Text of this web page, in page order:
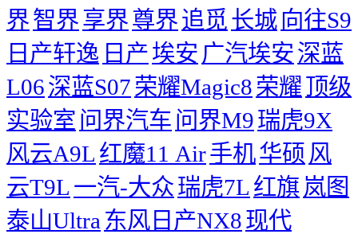
界智界享界尊界追觅长城向往S9
日产轩逸 日产埃安 广汽埃安深蓝
L06深蓝S07荣耀Magic8荣耀顶级
实验室 问界汽车 问界M9瑞虎9X
风云A9L 红魔11 Air手机华硕 风
云T9L 一汽-大众瑞虎7L 红旗 岚图
泰山Ultra 东风日产NX8现代